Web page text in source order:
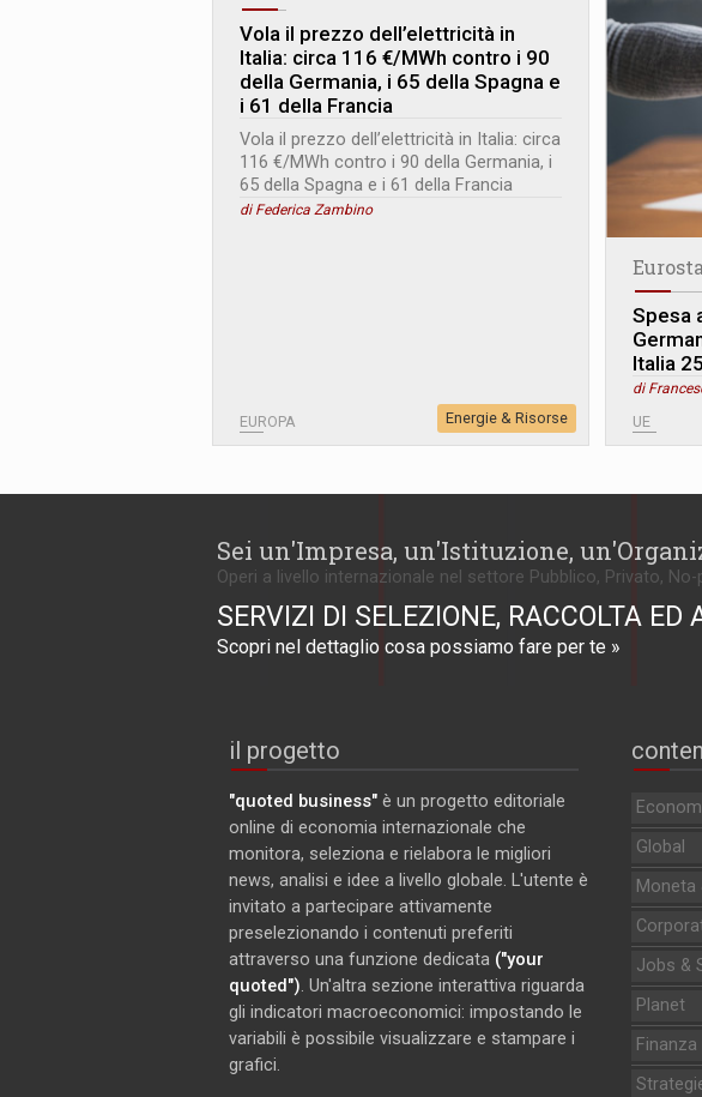
Vola il prezzo dell’elettricità in
Italia: circa 116 €/MWh contro i 90
della Germania, i 65 della Spagna e
i 61 della Francia
Vola il prezzo dell’elettricità in Italia: circa
116 €/MWh contro i 90 della Germania, i
65 della Spagna e i 61 della Francia
di Federica Zambino
EUROPA Energie & Risorse
Spesa
Italia
di
UE
Sei un'Impresa, un'Istituzione,
Operi a livello internazionale nel settore Pubblico, Privato, No-
SERVIZI DI SELEZIONE, RACCOLTA ED
Scopri nel dettaglio cosa possiamo fare per te »
il progetto
"quoted business" è un progetto editoriale
online di economia internazionale che
monitora, seleziona e rielabora le migliori
news, analisi e idee a livello globale. L'utente è
invitato a partecipare attivamente
preselezionando i contenuti preferiti
attraverso una funzione dedicata ("your
quoted"). Un'altra sezione interattiva riguarda
gli indicatori macroeconomici: impostando le
variabili è possibile visualizzare e stampare i
grafici.
Global
Moneta
Jobs &
Planet